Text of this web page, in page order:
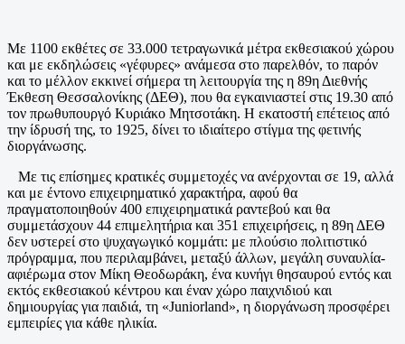
Με 1100 εκθέτες σε 33.000 τετραγωνικά μέτρα εκθεσιακού χώρου
και με εκδηλώσεις «γέφυρες» ανάμεσα στο παρελθόν, το παρόν
και το μέλλον εκκινεί σήμερα τη λειτουργία της η 89η Διεθνής
Έκθεση Θεσσαλονίκης (ΔΕΘ), που θα εγκαινιαστεί στις 19.30 από
τον πρωθυπουργό Κυριάκο Μητσοτάκη. Η εκατοστή επέτειος από
την ίδρυσή της, το 1925, δίνει το ιδιαίτερο στίγμα της φετινής
διοργάνωσης.
Με τις επίσημες κρατικές συμμετοχές να ανέρχονται σε 19, αλλά
και με έντονο επιχειρηματικό χαρακτήρα, αφού θα
πραγματοποιηθούν 400 επιχειρηματικά ραντεβού και θα
συμμετάσχουν 44 επιμελητήρια και 351 επιχειρήσεις, η 89η ΔΕΘ
δεν υστερεί στο ψυχαγωγικό κομμάτι: με πλούσιο πολιτιστικό
πρόγραμμα, που περιλαμβάνει, μεταξύ άλλων, μεγάλη συναυλία-
αφιέρωμα στον Μίκη Θεοδωράκη, ένα κυνήγι θησαυρού εντός και
εκτός εκθεσιακού κέντρου και έναν χώρο παιχνιδιού και
δημιουργίας για παιδιά, τη «Juniorland», η διοργάνωση προσφέρει
εμπειρίες για κάθε ηλικία.